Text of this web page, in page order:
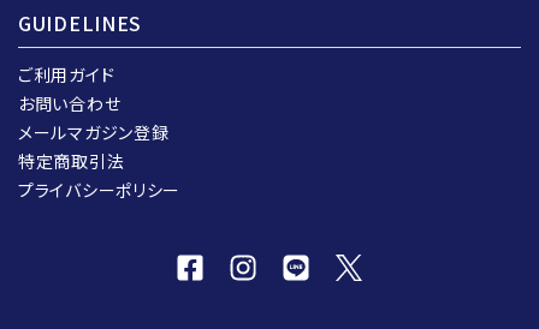
GUIDELINES
ご利用ガイド
お問い合わせ
メールマガジン登録
特定商取引法
プライバシーポリシー